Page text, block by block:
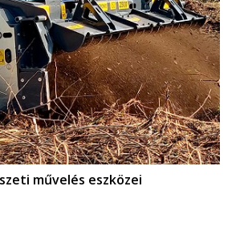
művelés eszközei